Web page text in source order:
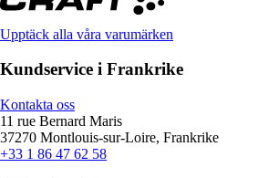
Upptäck alla våra varumärken
Kundservice i Frankrike
Kontakta oss
11 rue Bernard Maris
37270 Montlouis-sur-Loire, Frankrike
+33 1 86 47 62 58